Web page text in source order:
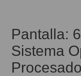
Pantalla:
Sistema